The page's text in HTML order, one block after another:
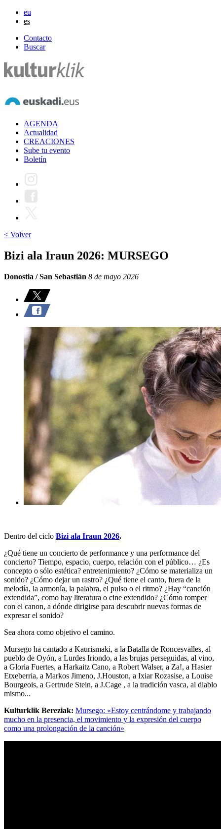
eu
es
Contacto
Buscar
AGENDA
Actualidad
CREACIONES
Sube tu evento
Boletín
< Volver
Bizi ala Iraun 2026: MURSEGO
Donostia / San Sebastián 8 de mayo 2026
Dentro del ciclo Bizi ala Iraun 2026.
¿Qué tiene un concierto de performance y una performance del
concierto? Tiempo, espacio, cuerpo, relación con el público… ¿Es
concepto o sólo estética? entretenimiento? ¿Cómo se materializa un
sonido? ¿Cómo dejar un rastro? ¿Qué tiene el canto, fuera de la
melodía, la armonía, la palabra, el pulso o el ritmo? ¿Hay “canción
extendida”, como hay literatura o cine extendido? ¿Cómo romper
con el canon, a dónde dirigirse para descubrir nuevas formas de
expresar el sonido?
Sea ahora como objetivo el camino.
Mursego ha cantado a Kaurismaki, a la Batalla de Roncesvalles, al
pueblo de Oyón, a Lurdes Iriondo, a las brujas perseguidas, al vino,
a Gloria Fuertes, a Harkaitz Cano, a Robert Walser, a Za!, a Hasier
Etxeberria, a Markos Jimeno, J.Houston, a Ixiar Rozasise, a Louise
Bourgeois, a Gertrude Stein, a J.Cage , a la tradición vasca, al diablo
mismo...
Kulturklik Bereziak: Mursego: «Estoy centrándome y trabajando
mucho en la presencia, el movimiento y la expresión del cuerpo
como una prolongación de la canción»